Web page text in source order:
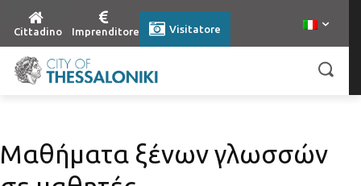
Cittadino Imprenditore Visitatore
Μαθήματα ξένων γλωσσών